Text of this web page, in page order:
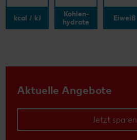
kcal / kJ
Kohlen-
hydrate
Eiweiß
Aktuelle Angebote
Jetzt sparen